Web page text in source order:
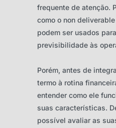
frequente de atenção.
como o non
podem ser usados
previsibilidade às
Porém, antes de
termo à rotina
entender como ele
suas características.
possível avaliar as